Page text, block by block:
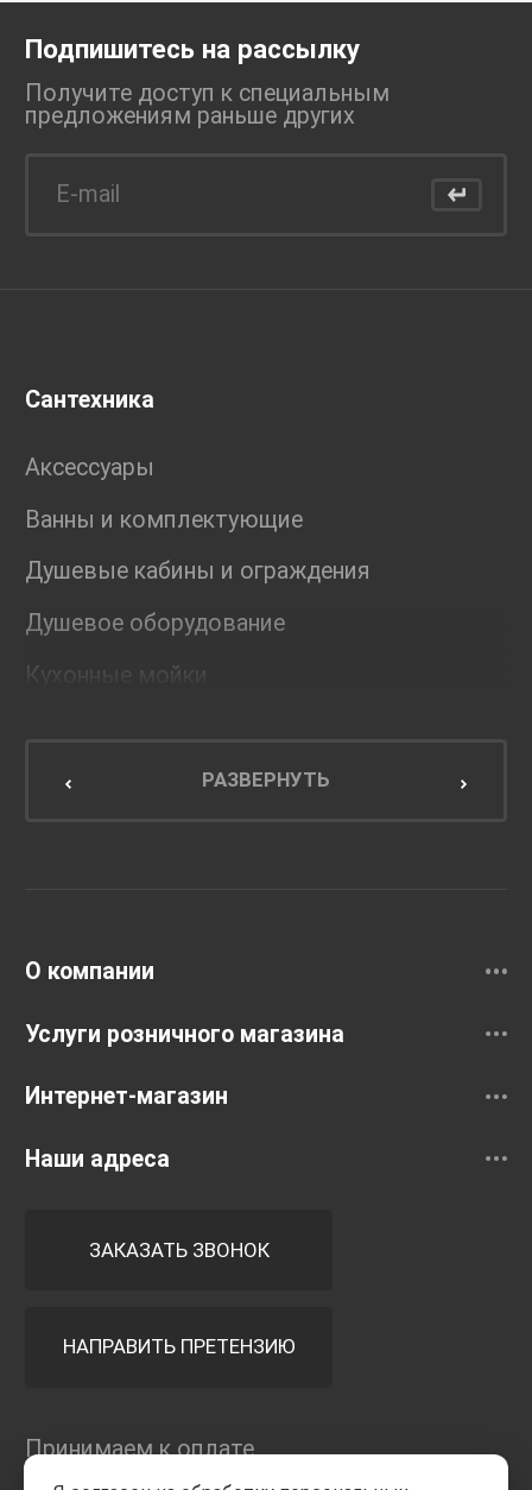
Подпишитесь на рассылку
Получите доступ к специальным
предложениям раньше других
Сантехника
Аксессуары
Ванны и комплектующие
Душевые кабины и ограждения
Душевое оборудование
Кухонные мойки
Мебель для кухниРАЗВЕРНУТЬ
О компании
Услуги розничного магазина
Интернет-магазин
Наши адреса
ЗАКАЗАТЬ ЗВОНОК
НАПРАВИТЬ ПРЕТЕНЗИЮ
Принимаем к оплате